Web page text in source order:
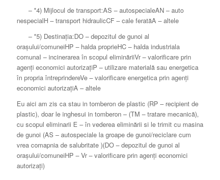
– *4) Mijlocul de transport:AS – autospecialeAN – auto
nespecialH – transport hidraulicCF – cale feratăA – altele
– *5) Destinația:DO – depozitul de gunoi al
orașului/comuneiHP – halda proprieHC – halda industriala
comunaI – incinerarea în scopul eliminăriiVr – valorificare prin
agenți economici autorizațiP – utilizare materială sau energetica
în propria întreprindereVe – valorificare energetica prin agenți
economici autorizațiA – altele
Eu aici am zis ca stau in tomberon de plastic (RP – recipient de
plastic), doar le inghesui in tomberon – (TM – tratare mecanică),
cu scopul eliminarii E – în vederea eliminării si le trimit cu masina
de gunoi (AS – autospeciale la groape de gunoi/reciclare cum
vrea comapnia de salubritate )(DO – depozitul de gunoi al
orașului/comuneiHP –Vr – valorificare prin agenți economici
autorizați)